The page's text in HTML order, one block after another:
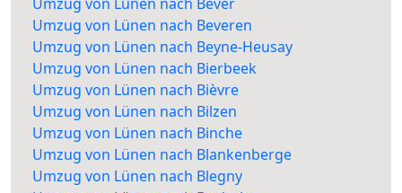
Umzug von Lünen nach Beveren
Umzug von Lünen nach Beyne-Heusay
Umzug von Lünen nach Bierbeek
Umzug von Lünen nach Bièvre
Umzug von Lünen nach Bilzen
Umzug von Lünen nach Binche
Umzug von Lünen nach Blankenberge
Umzug von Lünen nach Blegny